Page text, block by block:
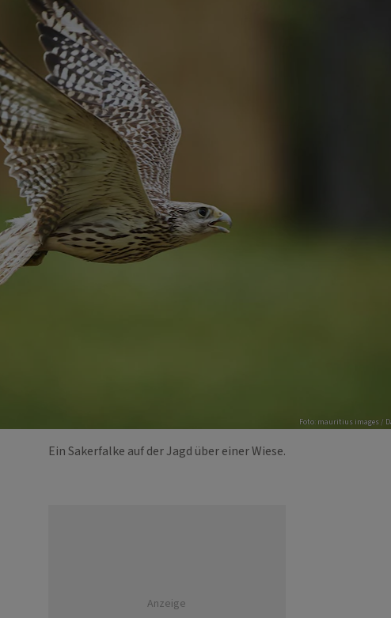
Foto: mauritius images /
Ein Sakerfalke auf der Jagd über einer Wiese.
Anzeige